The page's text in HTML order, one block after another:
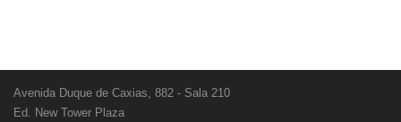
Avenida Duque de Caxias, 882 - Sala 210
Ed. New Tower Plaza